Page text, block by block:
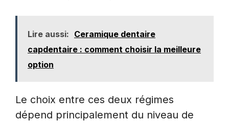
Lire aussi: Ceramique dentaire
capdentaire : comment choisir la meilleure
option
Le choix entre ces deux régimes
dépend principalement du niveau de